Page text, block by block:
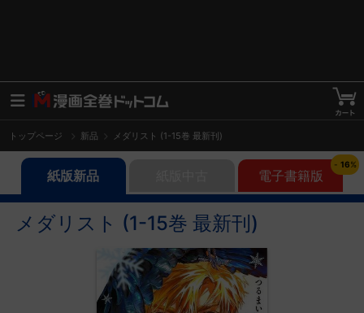
トップページ 新品 メダリスト (1-15巻 最新刊)
紙版新品 電子書籍版
- 16%
メダリスト (1-15巻 最新刊)